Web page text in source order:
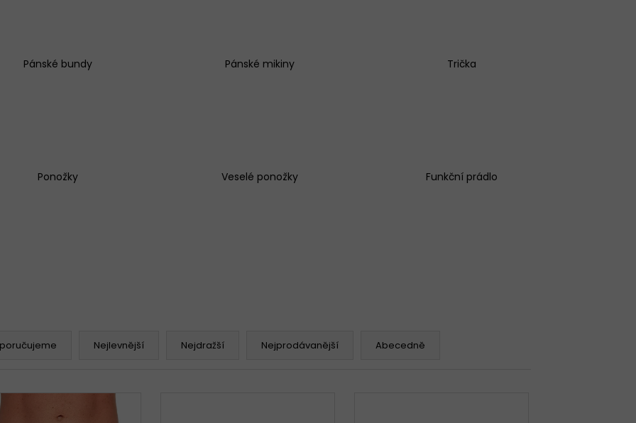
Pánské bundy Pánské mikiny Trička
Ponožky Veselé ponožky Funkční prádlo
Nejlevnější Nejdražší Nejprodávanější Abecedně